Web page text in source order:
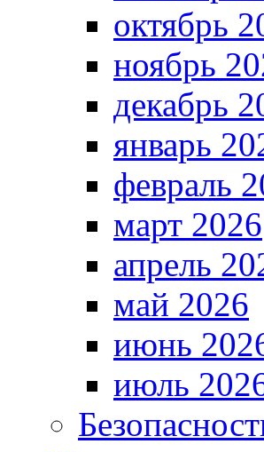
октябрь
ноябрь
декабрь
январь
февраль
март 2026
апрель
май 2026
июнь
июль